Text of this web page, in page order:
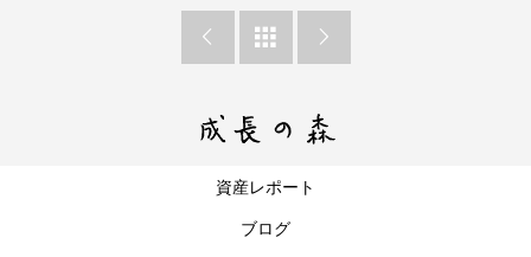
  
資産レポート
ブログ